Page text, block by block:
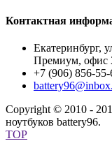
Контактная
Екатеринбург,
Премиум, офис
+7 (906) 856-55-
Copyright © 2010 -
ноутбуков battery96.
TOP